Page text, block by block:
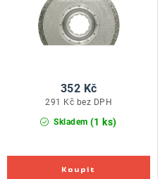
Podmínky ochrany osobních
Reklamace zboží
Skladem (1 ks)
291 Kč bez DPH
352 Kč